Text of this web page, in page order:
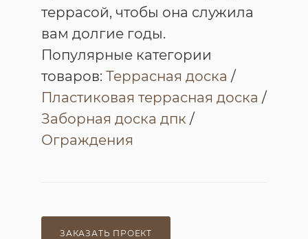
террасой, чтобы она служила
вам долгие годы.
Популярные категории
товаров: Террасная доска /
Пластиковая террасная доска /
Заборная доска дпк /
Ограждения
ЗАКАЗАТЬ ПРОЕКТ